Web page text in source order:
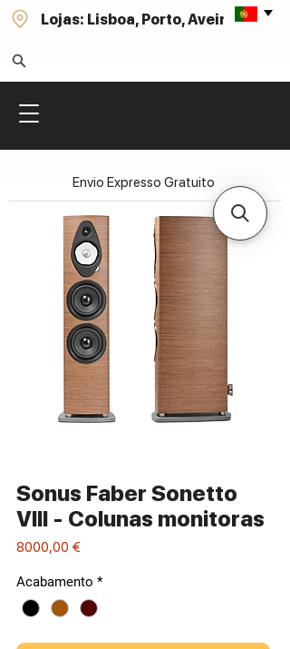
Lojas: Lisboa, Porto, Aveiro
Sonus Faber Sonetto
VIII - Colunas monitoras
8000,00 €
Acabamento *
Envio Expresso Gratuito